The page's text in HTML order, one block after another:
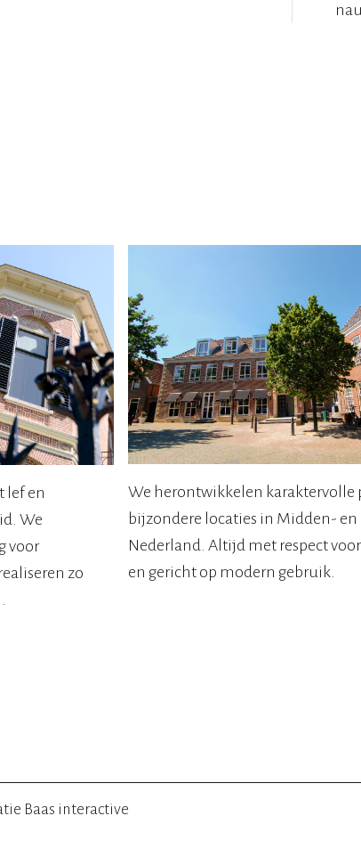
lef en
We
voor
zo
We herontwikkelen karaktervolle
bijzondere locaties in Midden- en
Nederland. Altijd met respect
en gericht op modern gebruik.
Baas interactive